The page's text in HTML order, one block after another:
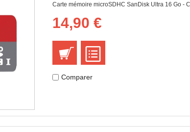
Carte mémoire microSDHC SanDisk Ultra 16 Go -
14,90 €
Comparer